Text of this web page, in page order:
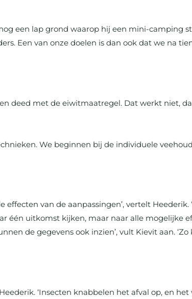
een lap grond waarop hij een mini-camping
Een van onze doelen is dan ook dat we na
deed met de eiwitmaatregel. Dat werkt niet,
We beginnen bij de individuele
van de aanpassingen’, vertelt
één uitkomst kijken, maar naar alle mogelijke
de gegevens ook inzien’, vult Kievit aan.
‘Insecten knabbelen het afval op, en